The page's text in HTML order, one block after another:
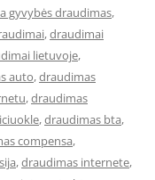
gyvybės draudimas,
,draudimai
lietuvoje,
auto,draudimas
,draudimas
,draudimas bta,
compensa,
,draudimas internete,